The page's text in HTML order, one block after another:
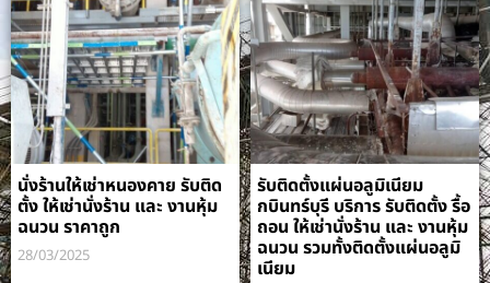
นั่งร้านให้เช่าหนองคาย รับติด
ตั้ง ให้เช่านั่งร้าน และ งานหุ้ม
ฉนวน ราคาถูก
28/03/2025
รับติดตั้งแผ่นอลูมิเนียม
กบินทร์บุรี บริการ รับติดตั้ง รื้อ
ถอน ให้เช่านั่งร้าน และ งานหุ้ม
ฉนวน รวมทั้งติดตั้งแผ่นอลูมิ
เนียม